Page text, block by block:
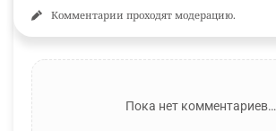
Комментарии проходят модерацию.
Пока нет комментариев…